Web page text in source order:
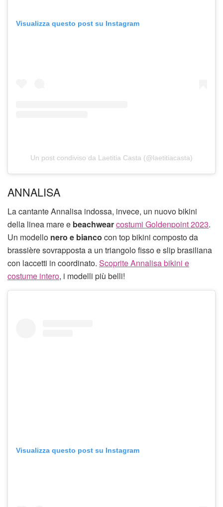
Visualizza questo post su Instagram
Un post condiviso da Laetitia Casta (@laetitiacasta)
ANNALISA
La cantante Annalisa indossa, invece, un nuovo bikini
della linea mare e beachwearcostumi Goldenpoint 2023.
Un modello nero e bianco con top bikini composto da
brassière sovrapposta a un triangolo fisso e slip brasiliana
con laccetti in coordinato. Scoprite Annalisa bikini e
costume intero, i modelli più belli!
Visualizza questo post su Instagram